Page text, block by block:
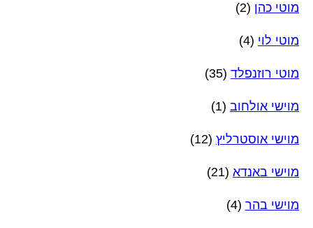
מוטי כהן (2)
מוטי לוי (4)
מוטי רוזנפלד (35)
מוישי אולחוב (1)
מוישי אוסטרליץ (12)
מוישי באנדא (21)
מוישי בהר (4)